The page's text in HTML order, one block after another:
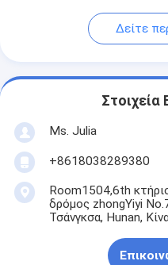
Δείτε
Στοιχεία
Ms. Julia
+8618038289380
Room1504,6th
δρόμος zhongYiyi
Τσάνγκσα, Hunan,